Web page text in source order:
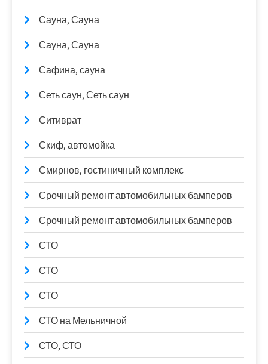
Сауна, Сауна
Сауна, Сауна
Сафина, сауна
Сеть саун, Сеть саун
Ситиврат
Скиф, автомойка
Смирнов, гостиничный комплекс
Срочный ремонт автомобильных бамперов
Срочный ремонт автомобильных бамперов
СТО
СТО
СТО
СТО на Мельничной
СТО, СТО